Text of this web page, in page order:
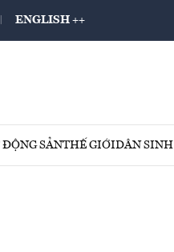
ENGLISH ++
ĐỘNG SẢNTHẾ GIỚIDÂN SINH